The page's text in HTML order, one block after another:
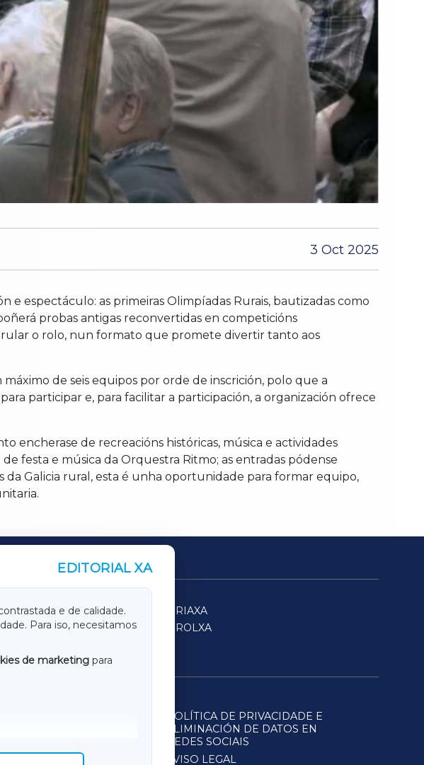
3 Oct 2025
e espectáculo: as primeiras Olimpíadas Rurais, bautizadas como
probas antigas reconvertidas en competicións
rular o rolo, nun formato que promete divertir tanto aos
de seis equipos por orde de inscrición, polo que a
participar e, para facilitar a participación, a organización ofrece
encherase de recreacións históricas, música e actividades
festa e música da Orquestra Ritmo; as entradas pódense
Galicia rural, esta é unha oportunidade para formar equipo,
EDITORIAL XA
e de calidade.
Para iso, necesitamos
de marketing para
SARRIAXA
FERROLXA
POLÍTICA DE PRIVACIDADE E
ELIMINACIÓN DE DATOS EN
REDES SOCIAIS
AVISO LEGAL